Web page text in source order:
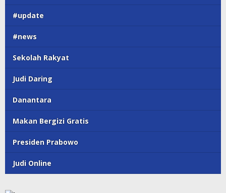
#update
#news
Sekolah Rakyat
Judi Daring
Danantara
Makan Bergizi Gratis
Presiden Prabowo
Judi Online